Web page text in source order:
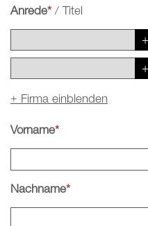
Anrede*/ Titel
+ Firma einblenden
Vorname*
Nachname*